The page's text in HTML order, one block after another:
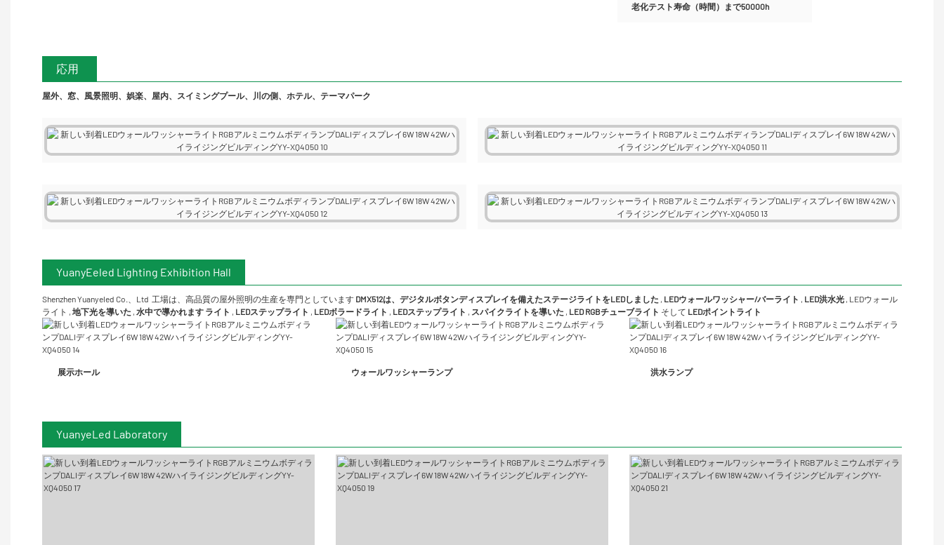
老化テスト寿命（時間）まで50000h
応用
屋外、窓、風景照明、娯楽、屋内、スイミングプール、川の側、ホテル、テーマパーク
YuanyEeled Lighting Exhibition Hall
Shenzhen Yuanyeled Co.、Ltd 工場は、高品質の屋外照明の生産を専門としています DMX512は、デジタルボタンディスプレイを備えたステージライトをLEDしました LEDウォールワッシャー/バーライト LED洪水光 LEDウォール
ライト
地下光を導いた 水中で導かれます ライト LEDステップライト LEDボラードライト LEDステップライト スパイクライトを導いた LED RGBチューブライト そして LEDポイントライト
展示ホール ウォールワッシャーランプ 洪水ランプ
YuanyeLed Laboratory